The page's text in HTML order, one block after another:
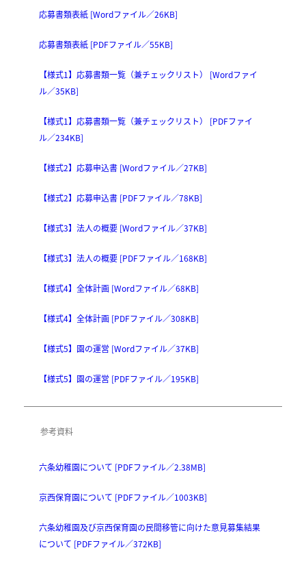
応募書類表紙 [Wordファイル／26KB]
応募書類表紙 [PDFファイル／55KB]
【様式1】応募書類一覧（兼チェックリスト） [Wordファイ
ル／35KB]
【様式1】応募書類一覧（兼チェックリスト） [PDFファイ
ル／234KB]
【様式2】応募申込書 [Wordファイル／27KB]
【様式2】応募申込書 [PDFファイル／78KB]
【様式3】法人の概要 [Wordファイル／37KB]
【様式3】法人の概要 [PDFファイル／168KB]
【様式4】全体計画 [Wordファイル／68KB]
【様式4】全体計画 [PDFファイル／308KB]
【様式5】園の運営 [Wordファイル／37KB]
【様式5】園の運営 [PDFファイル／195KB]
参考資料
六条幼稚園について [PDFファイル／2.38MB]
京西保育園について [PDFファイル／1003KB]
六条幼稚園及び京西保育園の民間移管に向けた意見募集結果
について [PDFファイル／372KB]